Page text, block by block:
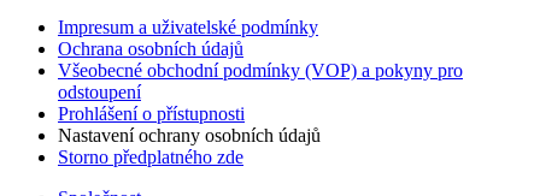
Impresum a uživatelské podmínky
Ochrana osobních údajů
Všeobecné obchodní podmínky (VOP) a pokyny pro
odstoupení
Prohlášení o přístupnosti
Nastavení ochrany osobních údajů
Storno předplatného zde